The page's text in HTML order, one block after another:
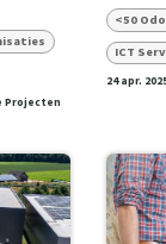
Projecten
<50
ICT
24 apr.